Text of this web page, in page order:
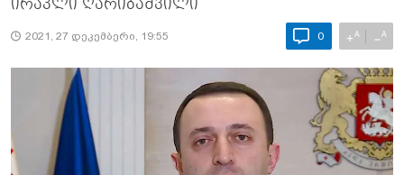
ირაკლი ღარიბაშვილი
2021, 27 დეკემბერი, 19:55 0 +A −A